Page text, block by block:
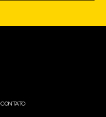
CONTATO